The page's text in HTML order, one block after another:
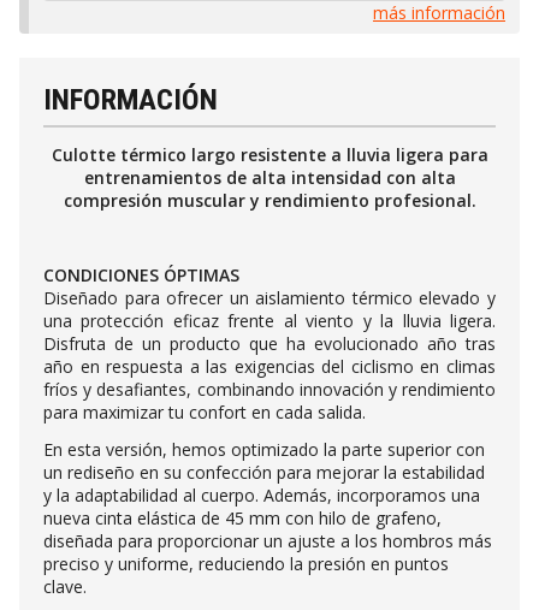
más información
INFORMACIÓN
Culotte térmico largo resistente a lluvia ligera para
entrenamientos de alta intensidad con alta
compresión muscular y rendimiento profesional.
CONDICIONES ÓPTIMAS
Diseñado para ofrecer un aislamiento térmico elevado y
una protección eficaz frente al viento y la lluvia ligera.
Disfruta de un producto que ha evolucionado año tras
año en respuesta a las exigencias del ciclismo en climas
fríos y desafiantes, combinando innovación y rendimiento
para maximizar tu confort en cada salida.
En esta versión, hemos optimizado la parte superior con
un rediseño en su confección para mejorar la estabilidad
y la adaptabilidad al cuerpo. Además, incorporamos una
nueva cinta elástica de 45 mm con hilo de grafeno,
diseñada para proporcionar un ajuste a los hombros más
preciso y uniforme, reduciendo la presión en puntos
clave.